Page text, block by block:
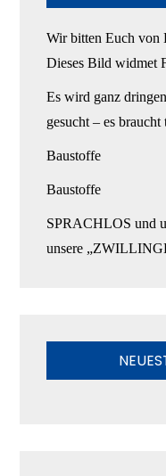
Wir bitten Euch von
Dieses Bild widmet
Es wird ganz
gesucht – es
Baustoffe
Baustoffe
SPRACHLOS und
unsere